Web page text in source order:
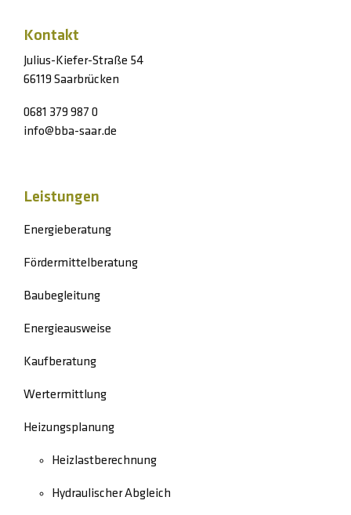
Kontakt
Julius-Kiefer-Straße 54
66119 Saarbrücken
0681 379 987 0
info@bba-saar.de
Leistungen
Energieberatung
Fördermittelberatung
Baubegleitung
Energieausweise
Kaufberatung
Wertermittlung
Heizungsplanung
Heizlastberechnung
Hydraulischer Abgleich